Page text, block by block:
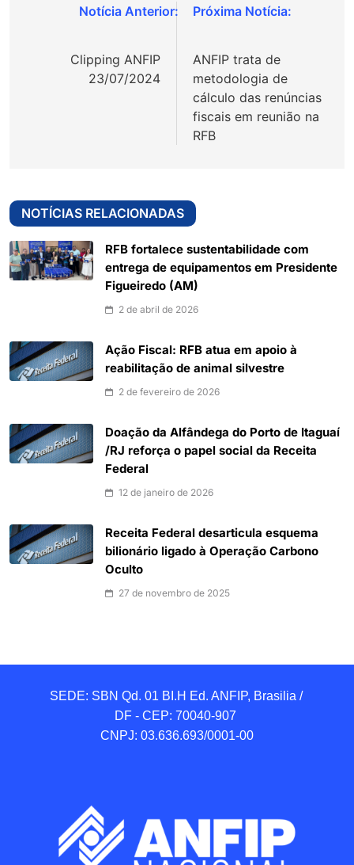
Navegação
Clipping ANFIP
23/07/2024
ANFIP trata de
metodologia de
cálculo das renúncias
fiscais em reunião na
RFB
NOTÍCIAS RELACIONADAS
RFB fortalece sustentabilidade com
entrega de equipamentos em Presidente
Figueiredo (AM)
2 de abril de 2026
Ação Fiscal: RFB atua em apoio à
reabilitação de animal silvestre
2 de fevereiro de 2026
Doação da Alfândega do Porto de Itaguaí
/RJ reforça o papel social da Receita
Federal
12 de janeiro de 2026
Receita Federal desarticula esquema
bilionário ligado à Operação Carbono
Oculto
27 de novembro de 2025
SEDE: SBN Qd. 01 BI.H Ed. ANFIP, Brasilia /
DF - CEP: 70040-907
CNPJ: 03.636.693/0001-00